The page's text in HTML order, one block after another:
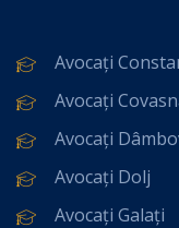
Avocați
Avocați
Avocați
Avocați Dolj
Avocați Galați